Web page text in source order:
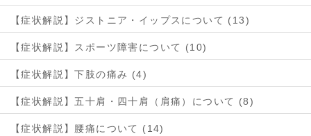
【症状解説】ジストニア・イップスについて (13)
【症状解説】スポーツ障害について (10)
【症状解説】下肢の痛み (4)
【症状解説】五十肩・四十肩（肩痛）について (8)
【症状解説】腰痛について (14)